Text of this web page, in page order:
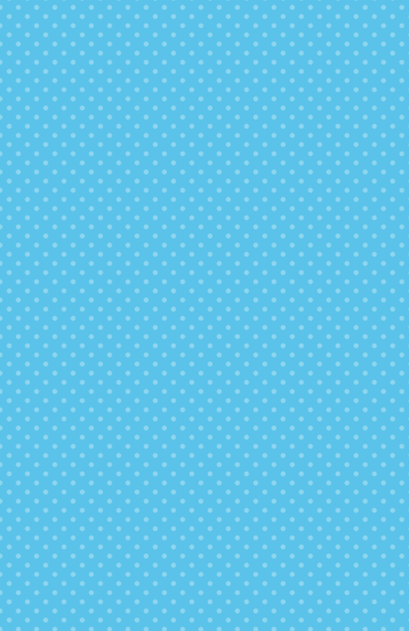
受取不要
今までのようにお水を受け取る必要はありません。
これからは、受け取りのために予定を空けておく必
要もなくお客さまのペースでお飲みいただけます。
ボトルの置き場所が不要
使用する分だけをその場でろ過するので、ボトルを
置いておく必要はありません。